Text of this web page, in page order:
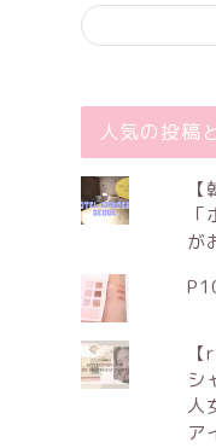
人気の投稿
が
シ
人
ア